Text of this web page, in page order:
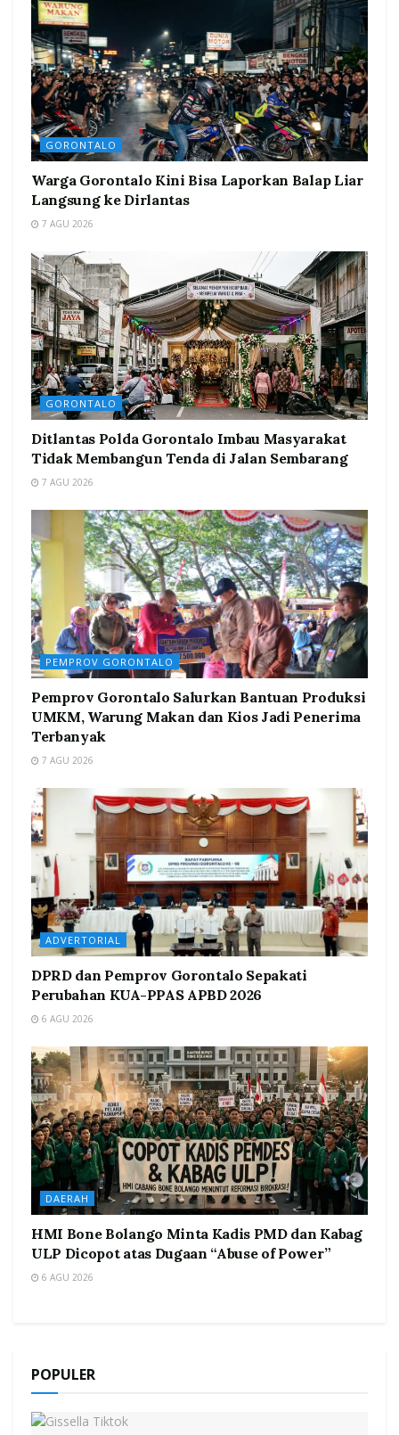
GORONTALO
Warga Gorontalo Kini Bisa Laporkan Balap Liar
Langsung ke Dirlantas
7 AGU 2026
GORONTALO
Ditlantas Polda Gorontalo Imbau Masyarakat
Tidak Membangun Tenda di Jalan Sembarang
7 AGU 2026
PEMPROV GORONTALO
Pemprov Gorontalo Salurkan Bantuan Produksi
UMKM, Warung Makan dan Kios Jadi Penerima
Terbanyak
7 AGU 2026
ADVERTORIAL
DPRD dan Pemprov Gorontalo Sepakati
Perubahan KUA-PPAS APBD 2026
6 AGU 2026
DAERAH
HMI Bone Bolango Minta Kadis PMD dan Kabag
ULP Dicopot atas Dugaan “Abuse of Power”
6 AGU 2026
POPULER